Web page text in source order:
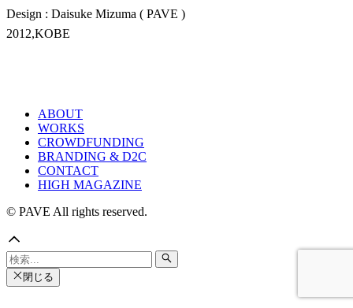
Design : Daisuke Mizuma ( PAVE )
2012,KOBE
ABOUT
WORKS
CROWDFUNDING
BRANDING & D2C
CONTACT
HIGH MAGAZINE
© PAVE All rights reserved.
閉じる